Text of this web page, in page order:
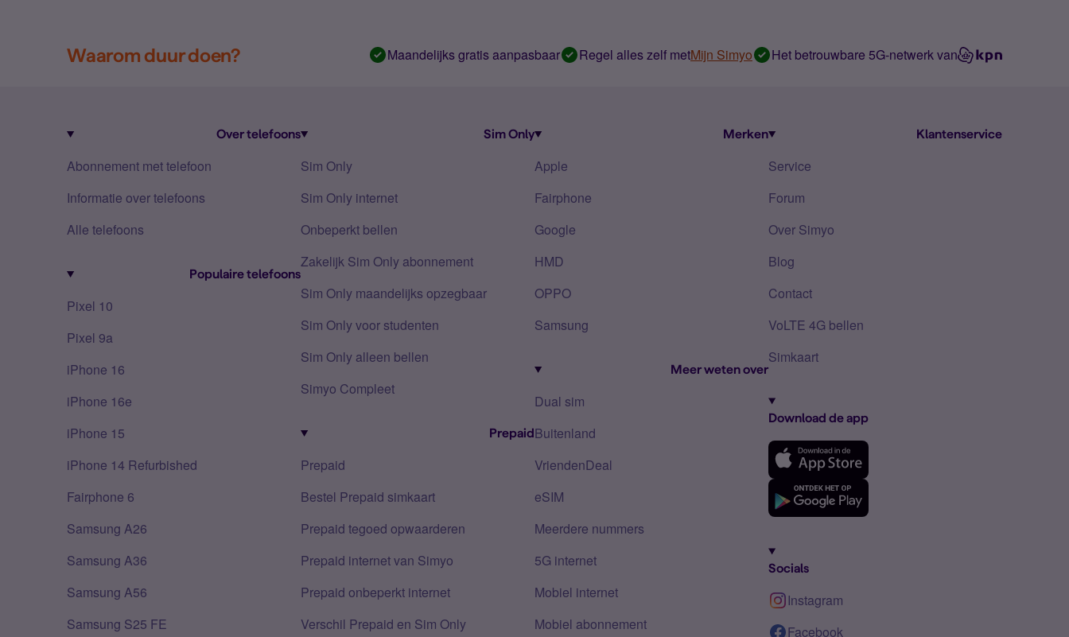
Waarom duur doen? Maandelijks gratis aanpasbaar Regel alles zelf metMijn Simyo Het betrouwbare 5G-netwerk van
Over telefoons
Abonnement met telefoon
Informatie over telefoons
Alle telefoons
Populaire telefoons
Pixel 10
Pixel 9a
iPhone 16
iPhone 16e
iPhone 15
iPhone 14 Refurbished
Fairphone 6
Samsung A26
Samsung A36
Samsung A56
Samsung S25 FE
Sim Only
Sim Only
Sim Only internet
Onbeperkt bellen
Zakelijk Sim Only abonnement
Sim Only maandelijks opzegbaar
Sim Only voor studenten
Sim Only alleen bellen
Simyo Compleet
Prepaid
Prepaid
Bestel Prepaid simkaart
Prepaid tegoed opwaarderen
Prepaid internet van Simyo
Prepaid onbeperkt internet
Verschil Prepaid en Sim Only
Merken
Apple
Fairphone
Google
HMD
OPPO
Samsung
Meer weten over
Dual sim
Buitenland
VriendenDeal
eSIM
Meerdere nummers
5G internet
Mobiel internet
Mobiel abonnement
Klantenservice
Service
Forum
Over Simyo
Blog
Contact
VoLTE 4G bellen
Simkaart
Download de app
Socials
Instagram
Facebook